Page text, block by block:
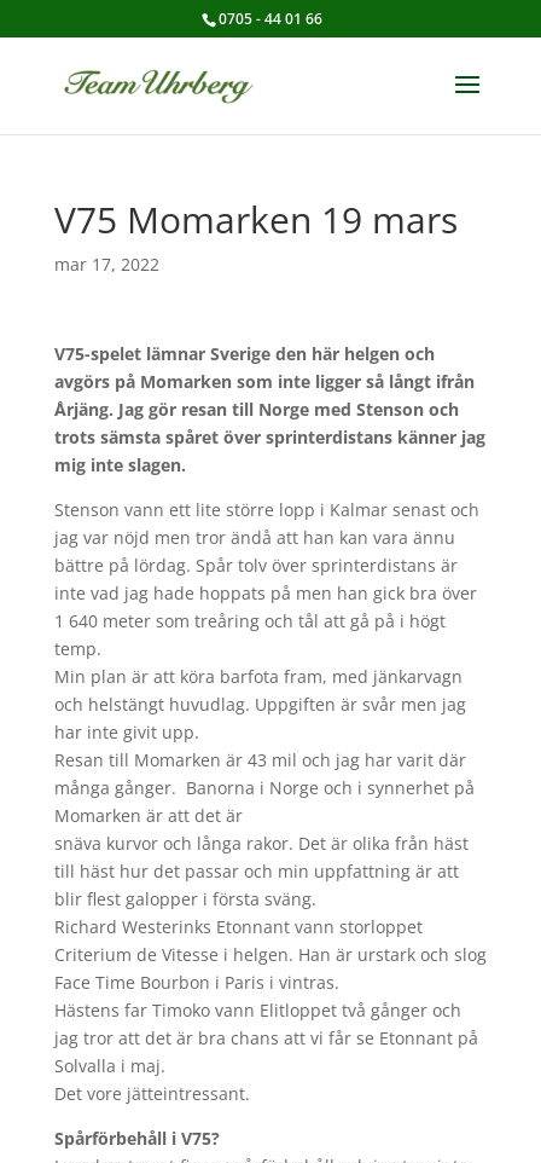
0705 - 44 01 66
V75 Momarken 19 mars
mar 17, 2022
V75-spelet lämnar Sverige den här helgen och
avgörs på Momarken som inte ligger så långt ifrån
Årjäng. Jag gör resan till Norge med Stenson och
trots sämsta spåret över sprinterdistans känner jag
mig inte slagen.
Stenson vann ett lite större lopp i Kalmar senast och
jag var nöjd men tror ändå att han kan vara ännu
bättre på lördag. Spår tolv över sprinterdistans är
inte vad jag hade hoppats på men han gick bra över
1 640 meter som treåring och tål att gå på i högt
temp.
Min plan är att köra barfota fram, med jänkarvagn
och helstängt huvudlag. Uppgiften är svår men jag
har inte givit upp.
Resan till Momarken är 43 mil och jag har varit där
många gånger. Banorna i Norge och i synnerhet på
Momarken är att det är
snäva kurvor och långa rakor. Det är olika från häst
till häst hur det passar och min uppfattning är att
blir flest galopper i första sväng.
Richard Westerinks Etonnant vann storloppet
Criterium de Vitesse i helgen. Han är urstark och slog
Face Time Bourbon i Paris i vintras.
Hästens far Timoko vann Elitloppet två gånger och
jag tror att det är bra chans att vi får se Etonnant på
Solvalla i maj.
Det vore jätteintressant.
Spårförbehåll i V75?